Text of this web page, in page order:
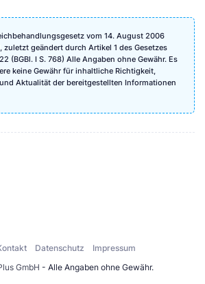
vom 14. August 2006
zuletzt geändert durch Artikel 1 des Gesetzes
(BGBl. I S. 768) Alle Angaben ohne Gewähr. Es
keine Gewähr für inhaltliche Richtigkeit,
Aktualität der bereitgestellten Informationen
GmbH - Alle Angaben ohne Gewähr.
Datenschutz Impressum